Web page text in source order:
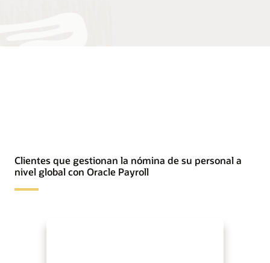
Clientes que gestionan la nómina de su personal a
nivel global con Oracle Payroll